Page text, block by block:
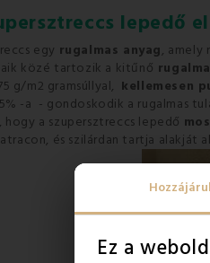
Ez a
lepedő
egy rugalmas anyag, amely
közé tartozik a kitűnő
g/m2 gramsúllyal, kellemesen
-a - gondoskodik a rugalmas
a szupersztreccs lepedő
és szilárdan tartja alakját